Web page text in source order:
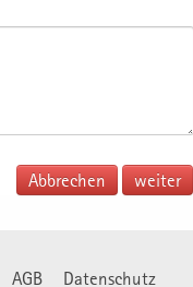
Abbrechen
AGB Datenschutz